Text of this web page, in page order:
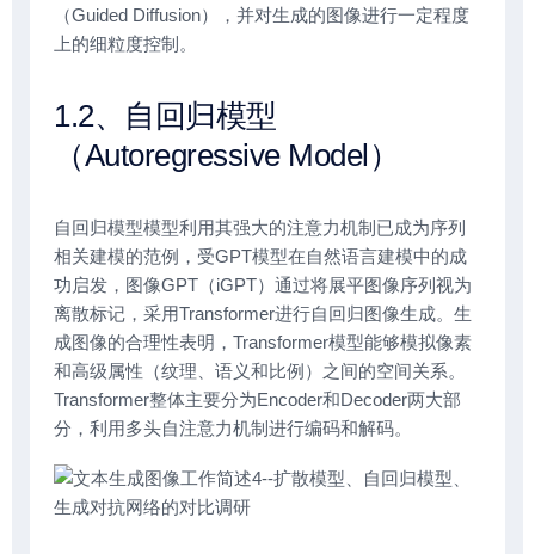
（Guided Diffusion），并对生成的图像进行一定程度
上的细粒度控制。
1.2、自回归模型
（Autoregressive Model）
自回归模型模型利用其强大的注意力机制已成为序列
相关建模的范例，受GPT模型在自然语言建模中的成
功启发，图像GPT（iGPT）通过将展平图像序列视为
离散标记，采用Transformer进行自回归图像生成。生
成图像的合理性表明，Transformer模型能够模拟像素
和高级属性（纹理、语义和比例）之间的空间关系。
Transformer整体主要分为Encoder和Decoder两大部
分，利用多头自注意力机制进行编码和解码。